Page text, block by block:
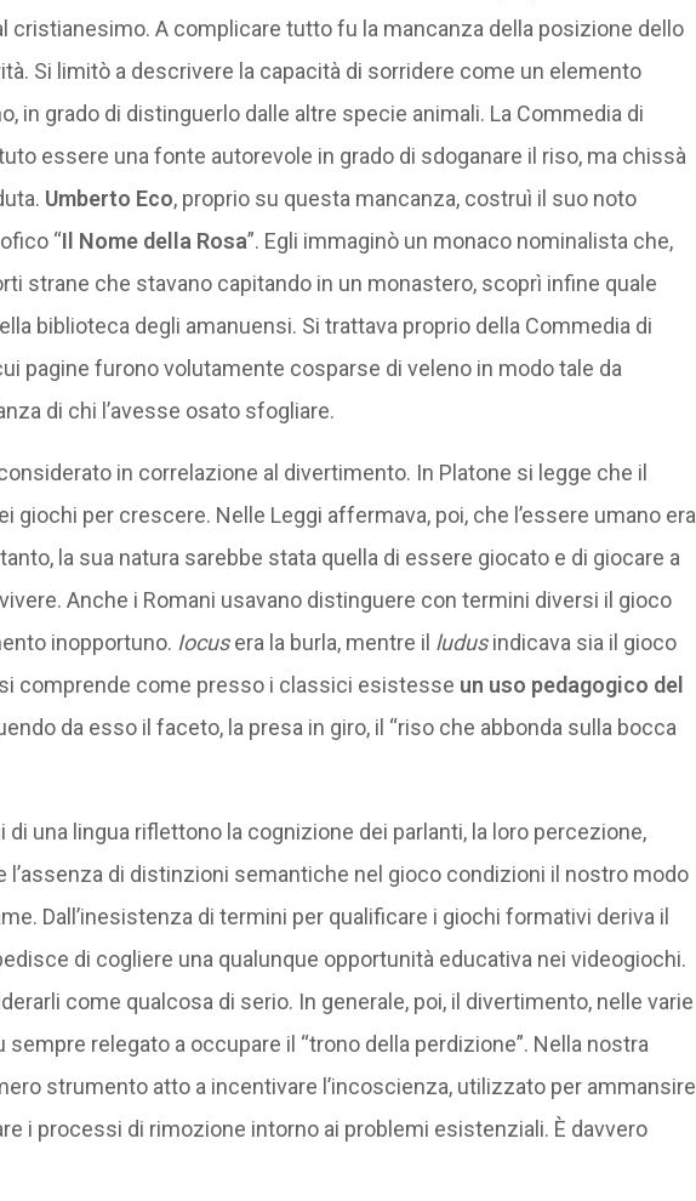
cristianesimo. A complicare tutto fu la mancanza della posizione dello
Si limitò a descrivere la capacità di sorridere come un elemento
in grado di distinguerlo dalle altre specie animali. La Commedia di
essere una fonte autorevole in grado di sdoganare il riso, ma chissà
Umberto Eco, proprio su questa mancanza, costruì il suo noto
“Il Nome della Rosa”. Egli immaginò un monaco nominalista che,
strane che stavano capitando in un monastero, scoprì infine quale
biblioteca degli amanuensi. Si trattava proprio della Commedia di
pagine furono volutamente cosparse di veleno in modo tale da
di chi l’avesse osato sfogliare.
in correlazione al divertimento. In Platone si legge che il
giochi per crescere. Nelle Leggi affermava, poi, che l’essere umano era
la sua natura sarebbe stata quella di essere giocato e di giocare a
Anche i Romani usavano distinguere con termini diversi il gioco
inopportuno. Iocusera la burla, mentre il ludusindicava sia il gioco
comprende come presso i classici esistesse un uso pedagogico del
da esso il faceto, la presa in giro, il “riso che abbonda sulla bocca
di una lingua riflettono la cognizione dei parlanti, la loro percezione,
l’assenza di distinzioni semantiche nel gioco condizioni il nostro modo
Dall’inesistenza di termini per qualificare i giochi formativi deriva il
di cogliere una qualunque opportunità educativa nei videogiochi.
come qualcosa di serio. In generale, poi, il divertimento, nelle varie
relegato a occupare il “trono della perdizione”. Nella nostra
strumento atto a incentivare l’incoscienza, utilizzato per ammansire
i processi di rimozione intorno ai problemi esistenziali. È davvero